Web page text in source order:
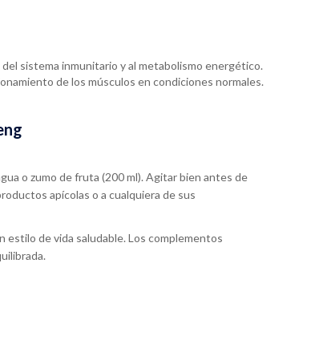
sistema inmunitario y al metabolismo energético.
de los músculos en condiciones normales.
o zumo de fruta (200 ml). Agitar bien antes de
apícolas o a cualquiera de sus
estilo de vida saludable. Los complementos